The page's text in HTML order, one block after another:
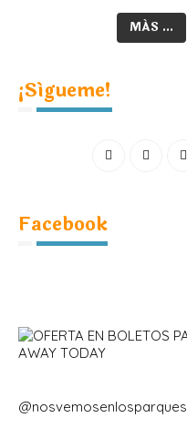
MÁS ...
¡Sígueme!
Facebook
@nosvemosenlosparques